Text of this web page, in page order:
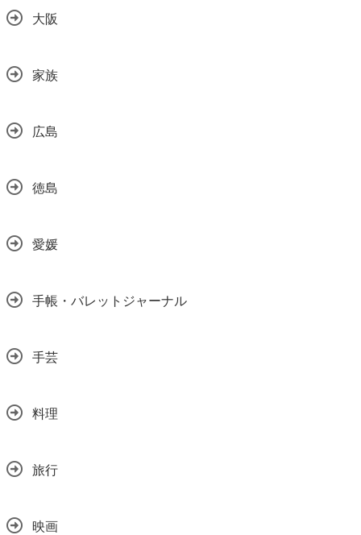
大阪
家族
広島
徳島
愛媛
手帳・バレットジャーナル
手芸
料理
旅行
映画